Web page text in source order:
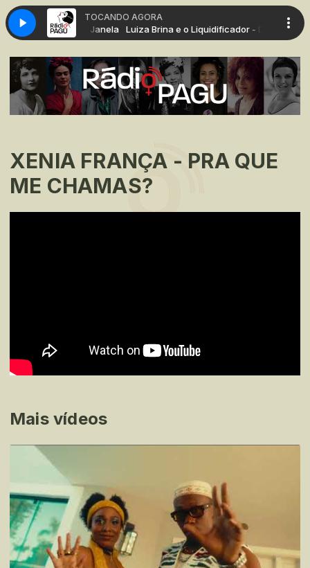
TOCANDO AGORA
- Da Janela Luiza Brina e o Liquidificador - Da Janela
XENIA FRANÇA - PRA QUE
ME CHAMAS?
Mais vídeos